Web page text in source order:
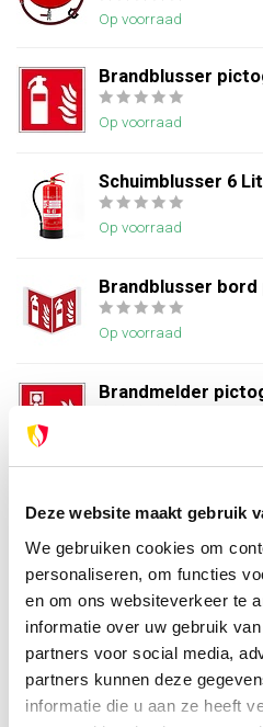
Deze website maakt gebruik
We gebruiken cookies om
personaliseren, om functies
en om ons websiteverkeer te
informatie over uw gebruik
partners voor social media,
partners kunnen deze
informatie die u aan ze heeft
Op voorraad
Brandblusser
Op voorraad
Schuimblusser 6
Op voorraad
Brandblusser bord
Op voorraad
Brandmelder
Heb je vragen over dit
Of heb je hulp nodig bij je
met onze klantenservice. We
info@brandpreventie.be
+31 (0) 6 82095086